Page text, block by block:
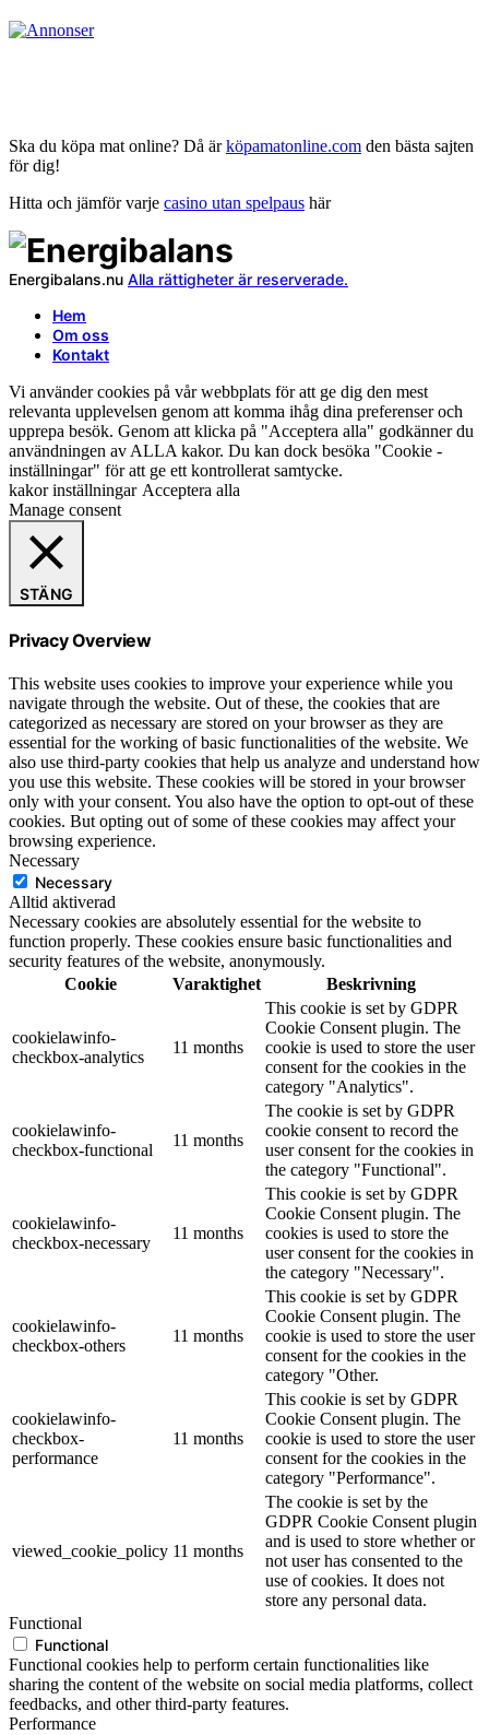
Ska du köpa mat online? Då ärköpamatonline.com den bästa sajten
för dig!
Hitta och jämför varje casino utan spelpaus här
Energibalans.nu Alla rättigheter är reserverade.
Hem
Om oss
Kontakt
Vi använder cookies på vår webbplats för att ge dig den mest
relevanta upplevelsen genom att komma ihåg dina preferenser och
upprepa besök. Genom att klicka på "Acceptera alla" godkänner du
användningen av ALLA kakor. Du kan dock besöka "Cookie -
inställningar" för att ge ett kontrollerat samtycke.
kakor inställningar Acceptera alla
Manage consent
STÄNG
Privacy Overview
This website uses cookies to improve your experience while you
navigate through the website. Out of these, the cookies that are
categorized as necessary are stored on your browser as they are
essential for the working of basic functionalities of the website. We
also use third-party cookies that help us analyze and understand how
you use this website. These cookies will be stored in your browser
only with your consent. You also have the option to opt-out of these
cookies. But opting out of some of these cookies may affect your
browsing experience.
Necessary
Necessary
Alltid aktiverad
Necessary cookies are absolutely essential for the website to
function properly. These cookies ensure basic functionalities and
security features of the website, anonymously.
Cookie
Varaktighet Beskrivning
cookielawinfo-
checkbox-analytics
11 months
This cookie is set by GDPR
Cookie Consent plugin. The
cookie is used to store the user
consent for the cookies in the
category "Analytics".
cookielawinfo-
checkbox-functional
11 months
The cookie is set by GDPR
cookie consent to record the
user consent for the cookies in
the category "Functional".
cookielawinfo-
checkbox-necessary
11 months
This cookie is set by GDPR
Cookie Consent plugin. The
cookies is used to store the
user consent for the cookies in
the category "Necessary".
cookielawinfo-
checkbox-others
11 months
This cookie is set by GDPR
Cookie Consent plugin. The
cookie is used to store the user
consent for the cookies in the
category "Other.
cookielawinfo-
checkbox-
performance
11 months
This cookie is set by GDPR
Cookie Consent plugin. The
cookie is used to store the user
consent for the cookies in the
category "Performance".
viewed_cookie_policy 11 months
The cookie is set by the
GDPR Cookie Consent plugin
and is used to store whether or
not user has consented to the
use of cookies. It does not
store any personal data.
Functional
Functional
Functional cookies help to perform certain functionalities like
sharing the content of the website on social media platforms, collect
feedbacks, and other third-party features.
Performance